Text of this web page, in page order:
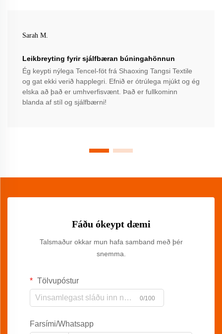
Sarah M.
Leikbreyting fyrir sjálfbæran búningahönnun
Ég keypti nýlega Tencel-föt frá Shaoxing Tangsi Textile
og gat ekki verið happlegri. Efnið er ótrúlega mjúkt og ég
elska að það er umhverfisvænt. Það er fullkominn
blanda af stíl og sjálfbærni!
Fáðu ókeypt dæmi
Talsmaður okkar mun hafa samband með þér
snemma.
Tölvupóstur
0/100
Farsími/Whatsapp